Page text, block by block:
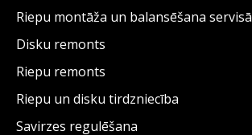
Riepu montāža un balansēšana servisā
Disku remonts
Riepu remonts
Riepu un disku tirdzniecība
Savirzes regulēšana